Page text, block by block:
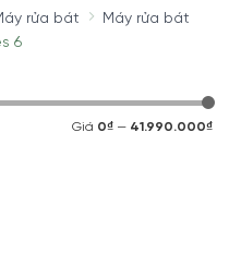
rửa bát
Máy rửa bát
6
Giá 0₫ — 41.990.000₫